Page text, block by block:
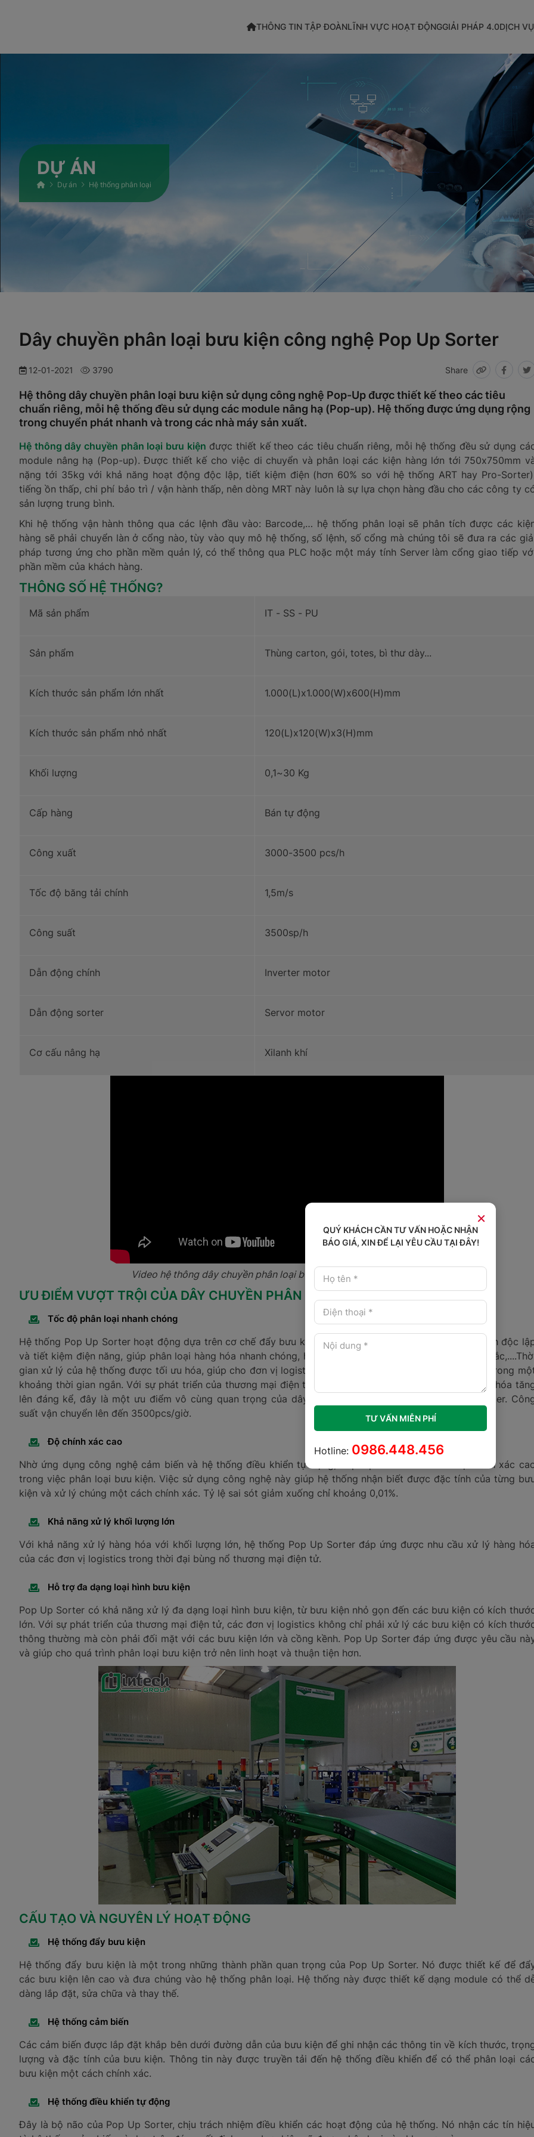
THÔNG TIN TẬP ĐOÀNLĨNH VỰC HOẠT ĐỘNGGIẢI PHÁP 4.0DỊCH VỤ
DỰ ÁN
Dự án Hệ thống phân loại
Dây chuyền phân loại bưu kiện công nghệ Pop Up Sorter
12-01-2021 3790 Share
Hệ thông dây chuyền phân loại bưu kiện sử dụng công nghệ Pop-Up được thiết kế theo các tiêu
chuẩn riêng, mỗi hệ thống đều sử dụng các module nâng hạ (Pop-up). Hệ thống được ứng dụng rộng
trong chuyển phát nhanh và trong các nhà máy sản xuất.
Hệ thông dây chuyền phân loại bưu kiện được thiết kế theo các tiêu chuẩn riêng, mỗi hệ thống đều sử dụng
module nâng hạ (Pop-up). Được thiết kế cho việc di chuyển và phân loại các kiện hàng lớn tới 750x750mm
nặng tới 35kg với khả năng hoạt động độc lập, tiết kiệm điện (hơn 60% so với hệ thống ART hay Pro-
tiếng ồn thấp, chi phí bảo trì / vận hành thấp, nên dòng MRT này luôn là sự lựa chọn hàng đầu cho các công ty
sản lượng trung bình.
Khi hệ thống vận hành thông qua các lệnh đầu vào: Barcode,… hệ thống phân loại sẽ phân tích được các
hàng sẽ phải chuyển làn ở cổng nào, tùy vào quy mô hệ thống, số lệnh, số cổng mà chúng tôi sẽ đưa ra các
pháp tương ứng cho phần mềm quản lý, có thể thông qua PLC hoặc một máy tính Server làm cổng giao tiếp
phần mềm của khách hàng.
THÔNG SỐ HỆ THỐNG?
Mã sản phẩm IT - SS - PU
Sản phẩm Thùng carton, gói, totes, bì thư dày...
Kích thước sản phẩm lớn nhất 1.000(L)x1.000(W)x600(H)mm
Kích thước sản phẩm nhỏ nhất 120(L)x120(W)x3(H)mm
Khối lượng 0,1~30 Kg
Cấp hàng Bán tự động
Công xuất 3000-3500 pcs/h
Tốc độ băng tải chính 1,5m/s
Công suất 3500sp/h
Dẫn động chính Inverter motor
Dẫn động sorter Servor motor
Cơ cấu nâng hạ Xilanh khí
Video hệ thông dây chuyền phân loại bưu kiện công nghệ Pop-Up
ƯU ĐIỂM VƯỢT TRỘI CỦA DÂY CHUYỀN PHÂN LOẠI BƯU KIỆN (Pop Up Sorter)
Tốc độ phân loại nhanh chóng
Hệ thống Pop Up Sorter hoạt động dựa trên cơ chế đẩy bưu kiện lên cao và phân loại tự động một cách độc
và tiết kiệm điện năng, giúp phân loại hàng hóa nhanh chóng, hiệu quả theo kích thước, mã vạch, màu
gian xử lý của hệ thống được tối ưu hóa, giúp cho đơn vị logistics có thể xử lý một lượng lớn hàng hóa trong
khoảng thời gian ngắn. Với sự phát triển của thương mại điện tử, nhu cầu vận chuyển và phân loại hàng hóa
lên đáng kể, đây là một ưu điểm vô cùng quan trọng của dây chuyền phân loại bưu kiện Pop Up Sorter.
suất vận chuyển lên đến 3500pcs/giờ.
Độ chính xác cao
Nhờ ứng dụng công nghệ cảm biến và hệ thống điều khiển tự động, Pop Up Sorter đảm bảo độ chính xác
trong việc phân loại bưu kiện. Việc sử dụng công nghệ này giúp hệ thống nhận biết được đặc tính của từng
kiện và xử lý chúng một cách chính xác. Tỷ lệ sai sót giảm xuống chỉ khoảng 0,01%.
Khả năng xử lý khối lượng lớn
Với khả năng xử lý hàng hóa với khối lượng lớn, hệ thống Pop Up Sorter đáp ứng được nhu cầu xử lý hàng
của các đơn vị logistics trong thời đại bùng nổ thương mại điện tử.
Hỗ trợ đa dạng loại hình bưu kiện
Pop Up Sorter có khả năng xử lý đa dạng loại hình bưu kiện, từ bưu kiện nhỏ gọn đến các bưu kiện có kích
lớn. Với sự phát triển của thương mại điện tử, các đơn vị logistics không chỉ phải xử lý các bưu kiện có kích
thông thường mà còn phải đối mặt với các bưu kiện lớn và cồng kềnh. Pop Up Sorter đáp ứng được yêu cầu
và giúp cho quá trình phân loại bưu kiện trở nên linh hoạt và thuận tiện hơn.
CẤU TẠO VÀ NGUYÊN LÝ HOẠT ĐỘNG
Hệ thống đẩy bưu kiện
Hệ thống đẩy bưu kiện là một trong những thành phần quan trọng của Pop Up Sorter. Nó được thiết kế để
các bưu kiện lên cao và đưa chúng vào hệ thống phân loại. Hệ thống này được thiết kế dạng module có thể
dàng lắp đặt, sửa chữa và thay thế.
Hệ thống cảm biến
Các cảm biến được lắp đặt khắp bên dưới đường dẫn của bưu kiện để ghi nhận các thông tin về kích thước,
lượng và đặc tính của bưu kiện. Thông tin này được truyền tải đến hệ thống điều khiển để có thể phân loại
bưu kiện một cách chính xác.
Hệ thống điều khiển tự động
Đây là bộ não của Pop Up Sorter, chịu trách nhiệm điều khiển các hoạt động của hệ thống. Nó nhận các tín
×
QUÝ KHÁCH CẦN TƯ VẤN HOẶC NHẬN
BÁO GIÁ, XIN ĐỂ LẠI YÊU CẦU TẠI ĐÂY!
TƯ VẤN MIỄN PHÍ
Hotline: 0986.448.456